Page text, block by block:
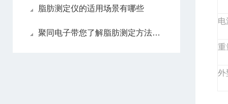
脂肪测定仪的适用场景有哪些
聚同电子带您了解脂肪测定方法的几种优缺点解析
电
重
外